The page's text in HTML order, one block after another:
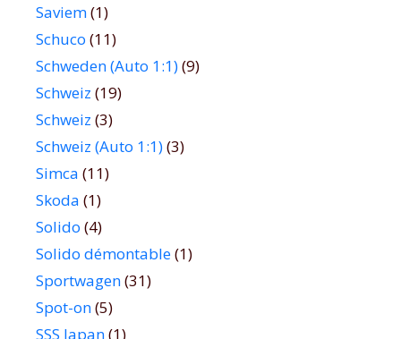
Saviem(1)
Schuco (11)
Schweden (Auto 1:1)(9)
Schweiz (19)
Schweiz (3)
Schweiz (Auto 1:1)(3)
Simca (11)
Skoda (1)
Solido (4)
Solido démontable(1)
Sportwagen(31)
Spot-on(5)
SSS Japan(1)